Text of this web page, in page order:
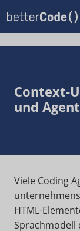
Context-
und
Viele Coding
HTML-
Sprachmodell